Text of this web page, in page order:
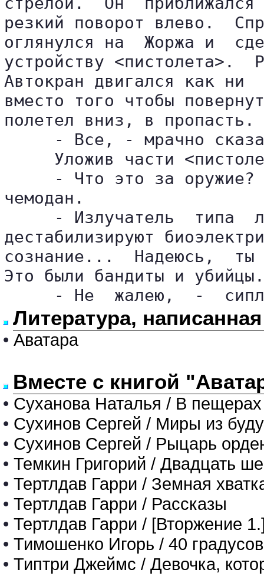
резкий поворот влево.
оглянулся на  Жоржа и
устройству <пистолета>.
Автокран двигался как
вместо того чтобы
полетел вниз, в пропасть.
- Все, - мрачно
Уложив части
- Что это за
чемодан.
- Излучатель  типа
дестабилизируют
сознание...  Надеюсь,  ты
Это были бандиты и
- Не  жалею,  -
Литература,
• Аватара
Вместе с книгой
• Суханова Наталья / В
• Сухинов Сергей / Миры из
• Сухинов Сергей / Рыцарь
• Темкин Григорий / Двадцать
• Тертлдав Гарри / Земная
• Тертлдав Гарри / Рассказы
• Тертлдав Гарри / [Вторжение
• Тимошенко Игорь / 40
• Типтри Джеймс / Девочка,